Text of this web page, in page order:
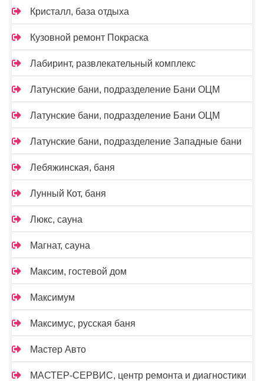
Кристалл, база отдыха
Кузовной ремонт Покраска
Лабиринт, развлекательный комплекс
Латунские бани, подразделение Бани ОЦМ
Латунские бани, подразделение Бани ОЦМ
Латунские бани, подразделение Западные бани
Лебяжинская, баня
Лунный Кот, баня
Люкс, сауна
Магнат, сауна
Максим, гостевой дом
Максимум
Максимус, русская баня
Мастер Авто
МАСТЕР-СЕРВИС, центр ремонта и диагностики